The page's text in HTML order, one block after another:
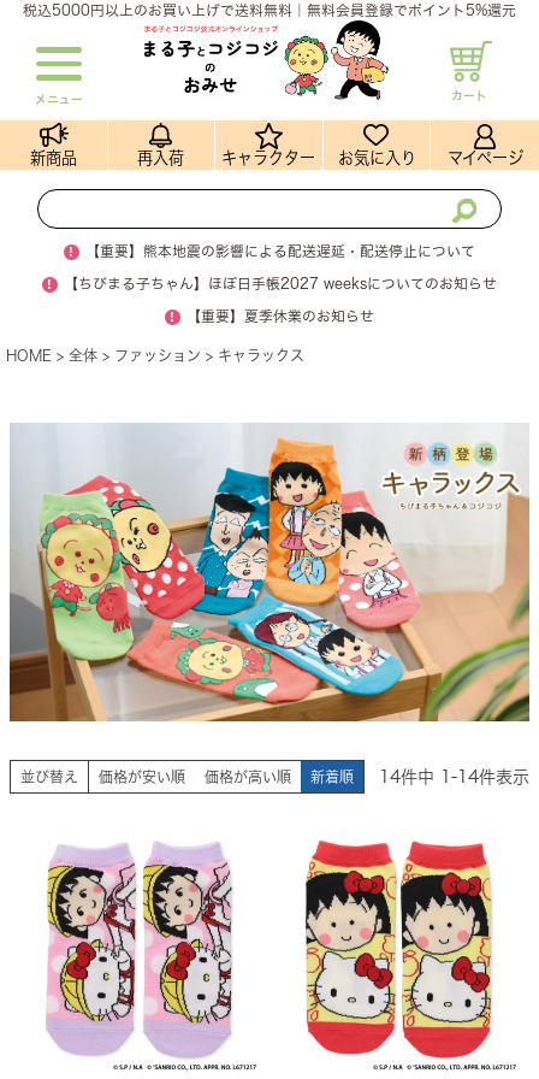
税込5000円以上のお買い上げで送料無料｜無料会員登録でポイント5%還元
メニュー カート
新商品 再入荷 キャラクター お気に入り マイページ
! 【重要】熊本地震の影響による配送遅延・配送停止について
! 【ちびまる子ちゃん】ほぼ日手帳2027 weeksについてのお知らせ
! 【重要】夏季休業のお知らせ
HOME 全体 ファッション キャラックス
並び替え 価格が安い順 価格が高い順 新着順 14件中 1 -14件表示